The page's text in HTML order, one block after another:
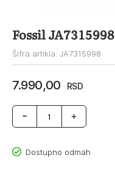
Fossil JA7315998
Šifra artikla: JA7315998
7.990,00 RSD
Fossil
JA7315998
Dostupno odmah